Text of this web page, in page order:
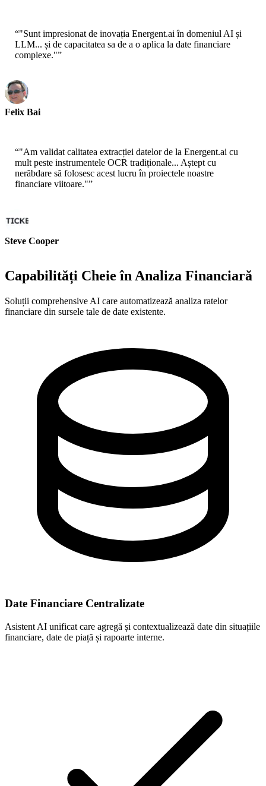
“"Sunt impresionat de inovația Energent.ai în domeniul AI și
LLM... și de capacitatea sa de a o aplica la date financiare
complexe."”
Felix Bai
“"Am validat calitatea extracției datelor de la Energent.ai cu
mult peste instrumentele OCR tradiționale... Aștept cu
nerăbdare să folosesc acest lucru în proiectele noastre
financiare viitoare."”
Steve Cooper
Capabilități Cheie în Analiza Financiară
Soluții comprehensive AI care automatizează analiza ratelor
financiare din sursele tale de date existente.
Date Financiare Centralizate
Asistent AI unificat care agregă și contextualizează date din situațiile
financiare, date de piață și rapoarte interne.